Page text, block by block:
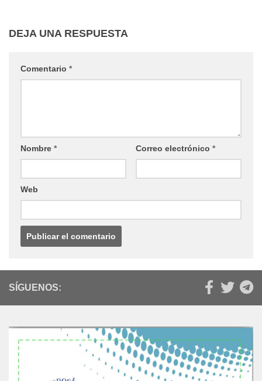
DEJA UNA RESPUESTA
Comentario *
Nombre * Correo electrónico *
Web
SÍGUENOS: